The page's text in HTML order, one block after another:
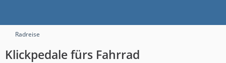
Radreise
Klickpedale fürs Fahrrad